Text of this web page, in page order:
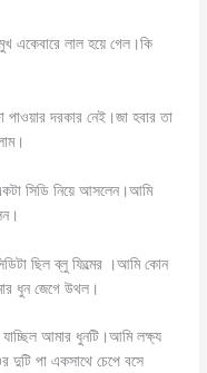
একেবারে লাল হয়ে গেল।কি
দরকার নেই।জা হবার তা
সিডি নিয়ে আসলেন।আমি
ছিল ব্লু ফিল্মের ।আমি কোন
ধুন জেগে উথল।
যাচ্ছিল আমার ধুনটি।আমি লক্ষ্য
দুটি পা একসাথে চেপে বসে